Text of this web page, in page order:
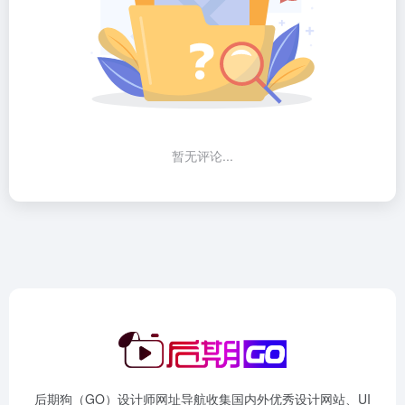
暂无评论...
后期狗（GO）设计师网址导航收集国内外优秀设计网站、UI